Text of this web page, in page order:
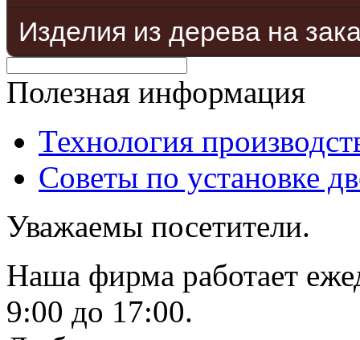
Изделия из дерева на
Полезная информация
Технология
Советы по установке
Уважаемы посетители.
Наша фирма работает
9:00 до 17:00.